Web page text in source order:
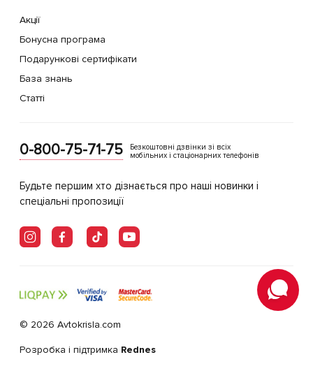
Акції
Бонусна програма
Подарункові сертифікати
База знань
Статті
0-800-75-71-75
Безкоштовні дзвінки зі всіх
мобільних і стаціонарних телефонів
Будьте першим хто дізнається про наші новинки і
спеціальні пропозиції
© 2026 Avtokrisla.com
Розробка і підтримка Rednes